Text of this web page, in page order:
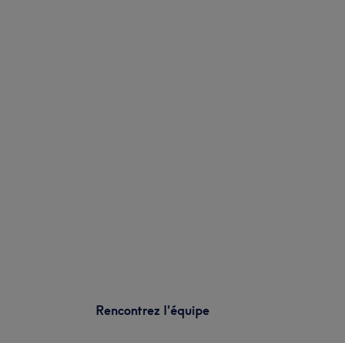
Rencontrez l'équipe